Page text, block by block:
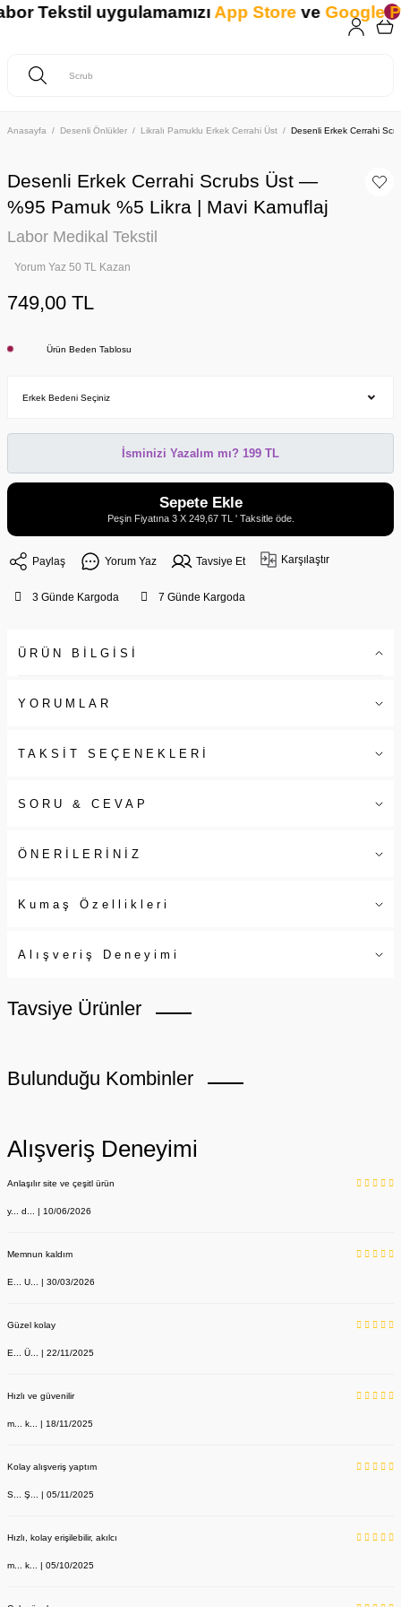
Anasayfa Desenli Önlükler Likralı Pamuklu Erkek Cerrahi Üst Desenli Erkek Cerrahi
Desenli Erkek Cerrahi Scrubs Üst —
%95 Pamuk %5 Likra | Mavi Kamuflaj
Labor Medikal Tekstil
Yorum Yaz 50 TL Kazan
749,00 TL
Ürün Beden Tablosu
İsminizi Yazalım mı? 199 TL
Sepete Ekle
Peşin Fiyatına 3 X 249,67 TL ' Taksitle öde.
Paylaş Yorum Yaz Tavsiye Et Karşılaştır
3 Günde Kargoda 7 Günde Kargoda
ÜRÜN BİLGİSİ
YORUMLAR
TAKSİT SEÇENEKLERİ
SORU & CEVAP
ÖNERİLERİNİZ
Kumaş Özellikleri
Alışveriş Deneyimi
Tavsiye Ürünler
Bulunduğu Kombinler
Alışveriş Deneyimi
Anlaşılır site ve çeşitl ürün
y... d... | 10/06/2026
Memnun kaldım
E... U... | 30/03/2026
Güzel kolay
E... Ü... | 22/11/2025
Hızlı ve güvenilir
m... k... | 18/11/2025
Kolay alışveriş yaptım
S... Ş... | 05/11/2025
Hızlı, kolay erişilebilir, akılcı
m... k... | 05/10/2025
Tekstil uygulamamızıApp StoreveGoogle